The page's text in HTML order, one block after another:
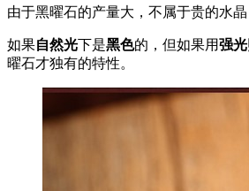
由于黑曜石的产量大，不属于贵的水
如果自然光下是黑色的，但如果用强光
曜石才独有的特性。